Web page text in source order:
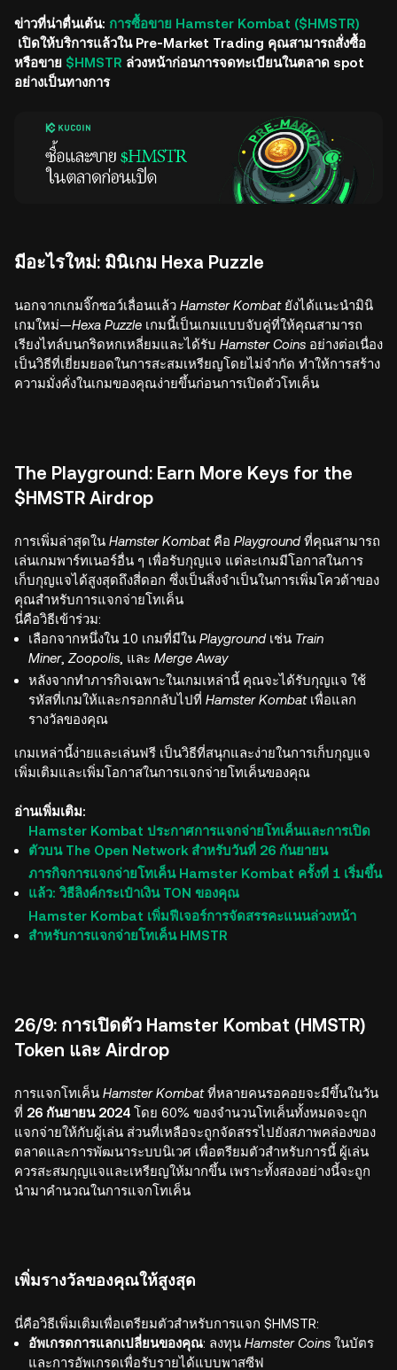
ข่าวที่น่าตื่นเต้น: การซื้อขาย Hamster Kombat ($HMSTR)
เปิดให้บริการแล้วใน Pre-Market Trading คุณสามารถสั่งซื้อ
หรือขาย $HMSTR ล่วงหน้าก่อนการจดทะเบียนในตลาด spot
อย่างเป็นทางการ
มีอะไรใหม่: มินิเกม Hexa Puzzle
นอกจากเกมจิ๊กซอว์เลื่อนแล้ว Hamster Kombatยังได้แนะนำมินิ
เกมใหม่—Hexa Puzzle เกมนี้เป็นเกมแบบจับคู่ที่ให้คุณสามารถ
เรียงไทล์บนกริดหกเหลี่ยมและได้รับ Hamster Coins อย่างต่อเนื่อง
เป็นวิธีที่เยี่ยมยอดในการสะสมเหรียญโดยไม่จำกัด ทำให้การสร้าง
ความมั่งคั่งในเกมของคุณง่ายขึ้นก่อนการเปิดตัวโทเค็น
The Playground: Earn More Keys for the
$HMSTR Airdrop
การเพิ่มล่าสุดใน Hamster Kombatคือ Playground ที่คุณสามารถ
เล่นเกมพาร์ทเนอร์อื่น ๆ เพื่อรับกุญแจ แต่ละเกมมีโอกาสในการ
เก็บกุญแจได้สูงสุดถึงสี่ดอก ซึ่งเป็นสิ่งจำเป็นในการเพิ่มโควต้าของ
คุณสำหรับการแจกจ่ายโทเค็น
นี่คือวิธีเข้าร่วม:
เลือกจากหนึ่งใน 10 เกมที่มีใน Playground เช่น Train
Miner, Zoopolis , และ Merge Away
หลังจากทำภารกิจเฉพาะในเกมเหล่านี้ คุณจะได้รับกุญแจ ใช้
รหัสที่เกมให้และกรอกกลับไปที่ Hamster Kombatเพื่อแลก
รางวัลของคุณ
เกมเหล่านี้ง่ายและเล่นฟรี เป็นวิธีที่สนุกและง่ายในการเก็บกุญแจ
เพิ่มเติมและเพิ่มโอกาสในการแจกจ่ายโทเค็นของคุณ
อ่านเพิ่มเติม:
Hamster Kombat ประกาศการแจกจ่ายโทเค็นและการเปิด
ตัวบน The Open Network สำหรับวันที่ 26 กันยายน
ภารกิจการแจกจ่ายโทเค็น Hamster Kombat ครั้งที่ 1 เริ่มขึ้น
แล้ว: วิธีลิงค์กระเป๋าเงิน TON ของคุณ
Hamster Kombat เพิ่มฟีเจอร์การจัดสรรคะแนนล่วงหน้า
สำหรับการแจกจ่ายโทเค็น HMSTR
26/9: การเปิดตัว Hamster Kombat (HMSTR)
Token และ Airdrop
การแจกโทเค็น Hamster Kombatที่หลายคนรอคอยจะมีขึ้นในวัน
ที่ 26 กันยายน 2024 โดย 60% ของจำนวนโทเค็นทั้งหมดจะถูก
แจกจ่ายให้กับผู้เล่น ส่วนที่เหลือจะถูกจัดสรรไปยังสภาพคล่องของ
ตลาดและการพัฒนาระบบนิเวศ เพื่อตรียมตัวสำหรับการนี้ ผู้เล่น
ควรสะสมกุญแจและเหรียญให้มากขึ้น เพราะทั้งสองอย่างนี้จะถูก
นำมาคำนวณในการแจกโทเค็น
เพิ่มรางวัลของคุณให้สูงสุด
นี่คือวิธีเพิ่มเติมเพื่อเตรียมตัวสำหรับการแจก $HMSTR:
อัพเกรดการแลกเปลี่ยนของคุณ: ลงทุน Hamster Coins ในบัตร
และการอัพเกรดเพื่อรับรายได้แบบพาสซีฟ